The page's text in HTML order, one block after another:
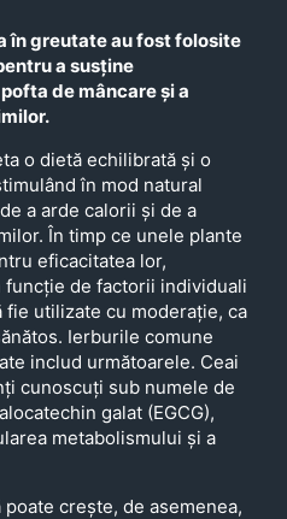
în greutate au fost folosite
a susține
de mâncare și a
o dietă echilibrată și o
în mod natural
a arde calorii și de a
În timp ce unele plante
eficacitatea lor,
de factorii individuali
fie utilizate cu moderație, ca
Ierburile comune
includ următoarele. Ceai
cunoscuți sub numele de
galat (EGCG),
metabolismului și a
crește, de asemenea,